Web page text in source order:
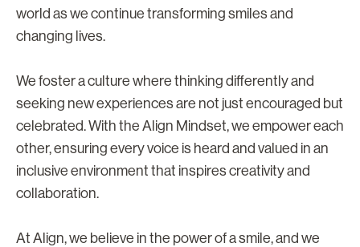
world as we continue transforming smiles and
changing lives.
We foster a culture where thinking differently and
seeking new experiences are not just encouraged but
celebrated. With the Align Mindset, we empower each
other, ensuring every voice is heard and valued in an
inclusive environment that inspires creativity and
collaboration.
At Align, we believe in the power of a smile, and we